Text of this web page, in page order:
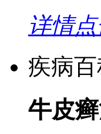
详情
疾病
牛皮